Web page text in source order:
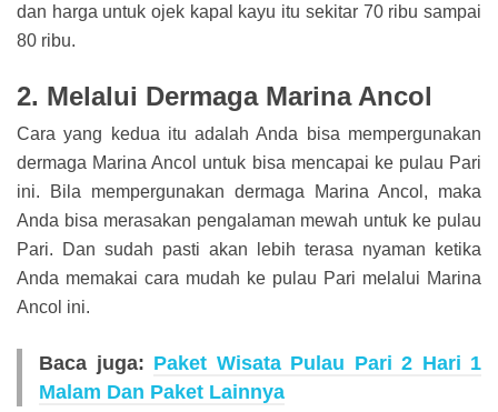
dan harga untuk ojek kapal kayu itu sekitar 70 ribu sampai
80 ribu.
2. Melalui Dermaga Marina Ancol
Cara yang kedua itu adalah Anda bisa mempergunakan
dermaga Marina Ancol untuk bisa mencapai ke pulau Pari
ini. Bila mempergunakan dermaga Marina Ancol, maka
Anda bisa merasakan pengalaman mewah untuk ke pulau
Pari. Dan sudah pasti akan lebih terasa nyaman ketika
Anda memakai cara mudah ke pulau Pari melalui Marina
Ancol ini.
Baca juga: Paket Wisata Pulau Pari 2 Hari 1
Malam Dan Paket Lainnya